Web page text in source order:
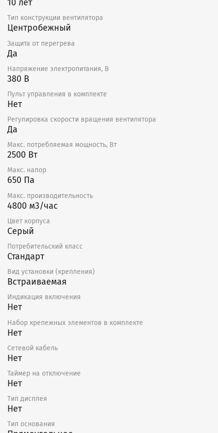
10 лет
Тип конструкции вентилятора
Центробежный
Защита от перегрева
Да
Напряжение электропитания, В
380 В
Пульт управления в комплекте
Нет
Регулировка скорости вращения вентилятора
Да
Макс. потребляемая мощность, Вт
2500 Вт
Макс. напор
650 Па
Макс. производительность
4800 м3/час
Цвет корпуса
Серый
Потребительский класс
Стандарт
Вид установки (крепления)
Встраиваемая
Индикация включения
Нет
Набор крепежных элементов в комплекте
Нет
Сетевой кабель
Нет
Таймер на отключение
Нет
Тип дисплея
Нет
Тип основания